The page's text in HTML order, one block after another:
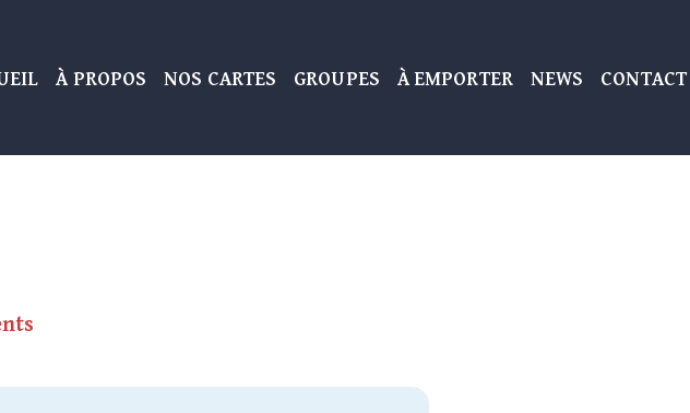
À PROPOS NOS CARTES GROUPES À EMPORTER NEWS CONTACT